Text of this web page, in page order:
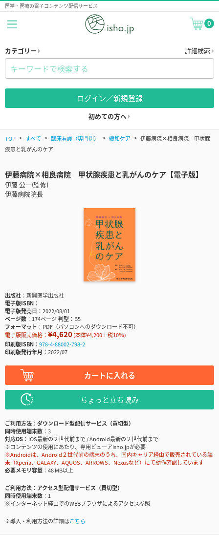
医学・医療の電子コンテンツ配信サービス
0
カテゴリー 詳細検索
ログイン／新規登録
初めての方へ
TOP すべて 臨床看護（専門別） 緩和ケア
伊藤病院×相良病院 甲状腺
疾患と乳がんのケア
伊藤病院×相良病院 甲状腺疾患と乳がんのケア【電子版】
伊藤 公一(監修)
伊藤病院院長
出版社
新興医学出版社
電子版ISBN
電子版発売日
2022/08/01
ページ数
174ページ判型
B5
フォーマット
PDF（パソコンへのダウンロード不可）
電子版販売価格： ¥4,620(本体¥4,200＋税10％)
印刷版ISBN
978-4-88002-798-2
印刷版発行年月
2022/07
カートに入れる
ちょっと立ち読み
ご利用方法
ダウンロード型配信サービス（買切型）
同時使用端末数
3
対応OS
iOS最新の２世代前まで / Android最新の２世代前まで
※コンテンツの使用にあたり、専用ビューアisho.jpが必要
※Androidは、Android２世代前の端末のうち、国内キャリア経由で販売されている端
末（Xperia、GALAXY、AQUOS、ARROWS、Nexusなど）にて動作確認しています
必要メモリ容量
48 MB以上
ご利用方法
アクセス型配信サービス（買切型）
同時使用端末数
1
※インターネット経由でのWEBブラウザによるアクセス参照
※導入・利用方法の詳細はこちら